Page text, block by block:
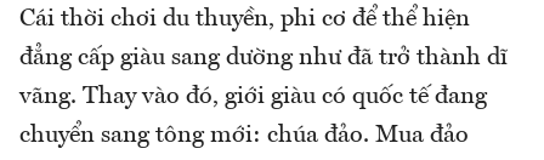
Cái thời chơi du thuyền, phi cơ để thể hiện
đẳng cấp giàu sang dường như đã trở thành dĩ
vãng. Thay vào đó, giới giàu có quốc tế đang
chuyển sang tông mới: chúa đảo. Mua đảo